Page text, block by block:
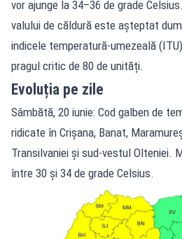
vor ajunge la 34–36 de grade
valului de căldură este așteptat
indicele temperatură-umezeală
pragul critic de 80 de unități.
Evoluția pe zile
Sâmbătă, 20 iunie: Cod galben de
ridicate în Crișana, Banat,
Transilvaniei și sud-vestul Olteniei.
între 30 și 34 de grade Celsius.